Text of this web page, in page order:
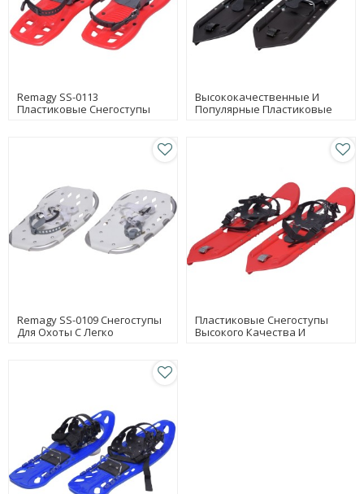
Remagy SS-0113
Пластиковые Снегоступы
Торговля Снегоступами В
Интернете
Высококачественные И
Популярные Пластиковые
Remagy SS-0109 Снегоступы
Для Охоты С Легко
Интернете
Пластиковые Снегоступы
Высокого Качества И